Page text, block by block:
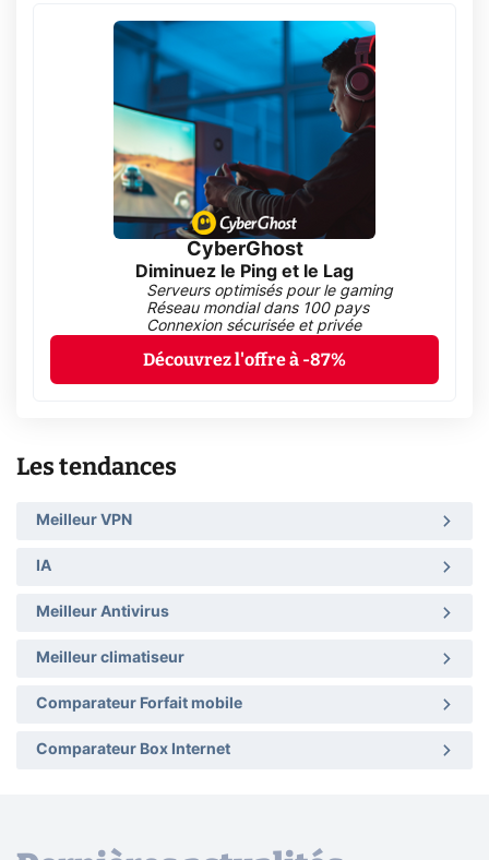
CyberGhost
Diminuez le Ping et le Lag
Serveurs optimisés pour le gaming
Réseau mondial dans 100 pays
Connexion sécurisée et privée
Découvrez l'offre à -87%
Les tendances
Meilleur VPN
IA
Meilleur Antivirus
Meilleur climatiseur
Comparateur Forfait mobile
Comparateur Box Internet